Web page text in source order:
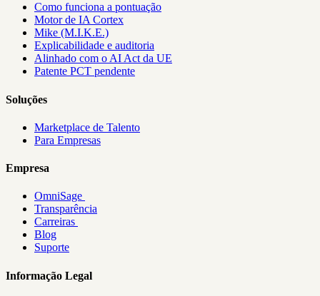
Como funciona a pontuação
Motor de IA Cortex
Mike (M.I.K.E.)
Explicabilidade e auditoria
Alinhado com o AI Act da UE
Patente PCT pendente
Soluções
Marketplace de Talento
Para Empresas
Empresa
OmniSage
Transparência
Carreiras
Blog
Suporte
Informação Legal